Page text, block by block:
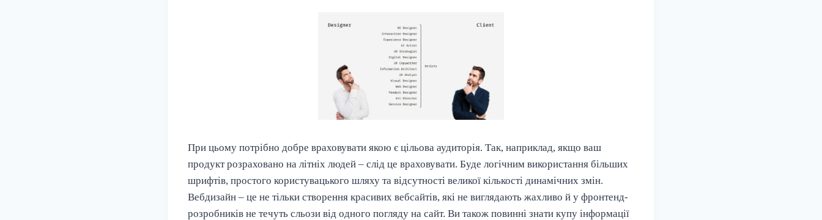
При цьому потрібно добре враховувати якою є цільова аудиторія. Так, наприклад, якщо ваш
продукт розраховано на літніх людей – слід це враховувати. Буде логічним використання більших
шрифтів, простого користувацького шляху та відсутності великої кількості динамічних змін.
Вебдизайн – це не тільки створення красивих вебсайтів, які не виглядають жахливо й у фронтенд-
розробників не течуть сльози від одного погляду на сайт. Ви також повинні знати купу інформації